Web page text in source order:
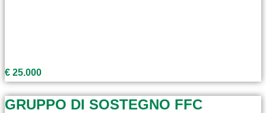
€ 25.000
GRUPPO DI SOSTEGNO FFC